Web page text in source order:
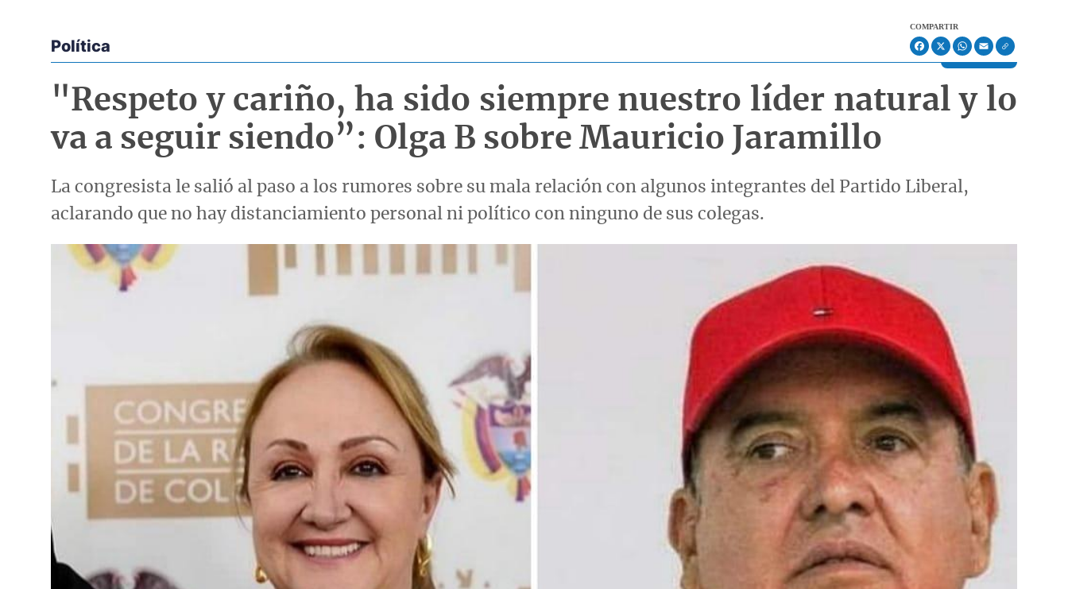
Econoticias y Eventos
Política
COMPARTIR
Facebook
X WhatsApp
Email
"Respeto y cariño, ha sido siempre nuestro líder natural y lo
va a seguir siendo”: Olga B sobre Mauricio Jaramillo
La congresista le salió al paso a los rumores sobre su mala relación con algunos integrantes del Partido Liberal,
aclarando que no hay distanciamiento personal ni político con ninguno de sus colegas.
Imagen